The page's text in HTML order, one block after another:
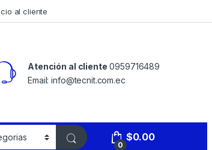
al cliente
Atención al cliente 0959716489
Email: info@tecnit.com.ec
0
$0.00